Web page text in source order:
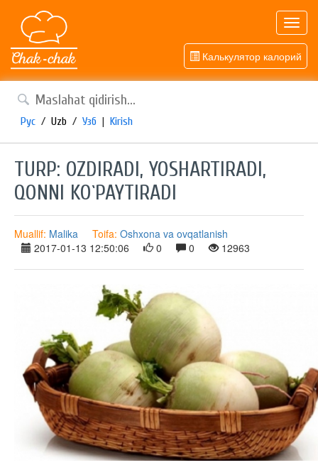
Калькулятор калорий
Рус / Uzb / Узб | Kirish
TURP: OZDIRADI, YOSHARTIRADI,
QONNI KO`PAYTIRADI
Muallif: Malika Toifa: Oshxona va ovqatlanish
2017-01-13 12:50:06
0 0 12963